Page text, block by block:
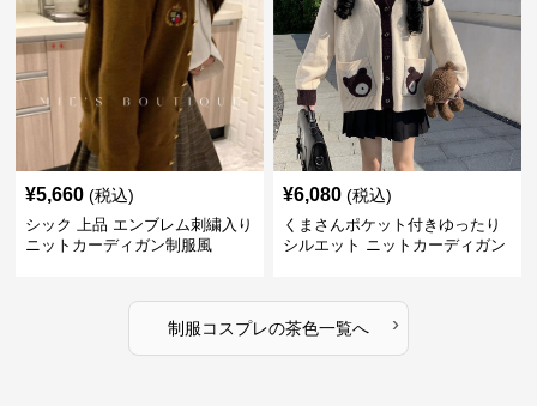
¥5,660 (税込)
シック 上品 エンブレム刺繍入り
ニットカーディガン制服風
¥6,080 (税込)
くまさんポケット付きゆったり
シルエット ニットカーディガン
制服コスプレの茶色一覧へ ›